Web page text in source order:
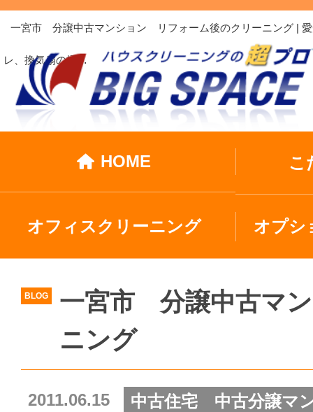
一宮市 分譲中古マンション リフォーム後のクリーニング | 愛
レ、換気扇の掃…
HOME こ
オフィスクリーニング オプシ
一宮市 分譲中古マ
ニング
BLOG
2011.06.15 中古住宅 中古分譲マ